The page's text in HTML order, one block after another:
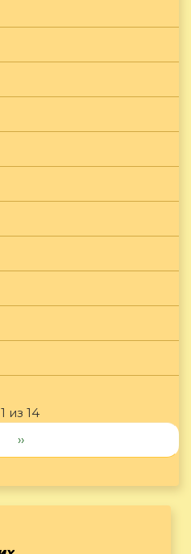
1 из 14
››